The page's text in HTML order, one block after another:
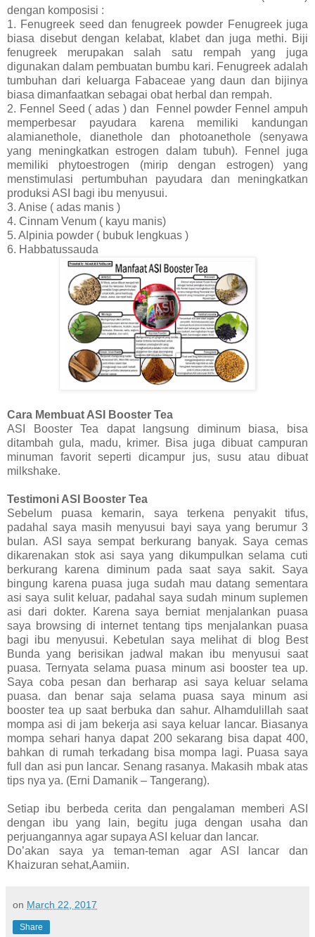
dengan komposisi :
1. Fenugreek seed dan fenugreek powder Fenugreek juga
biasa disebut dengan kelabat, klabet dan juga methi. Biji
fenugreek merupakan salah satu rempah yang juga
digunakan dalam pembuatan bumbu kari. Fenugreek adalah
tumbuhan dari keluarga Fabaceae yang daun dan bijinya
biasa dimanfaatkan sebagai obat herbal dan rempah.
2. Fennel Seed ( adas ) dan Fennel powder Fennel ampuh
memperbesar payudara karena memiliki kandungan
alamianethole, dianethole dan photoanethole (senyawa
yang meningkatkan estrogen dalam tubuh). Fennel juga
memiliki phytoestrogen (mirip dengan estrogen) yang
menstimulasi pertumbuhan payudara dan meningkatkan
produksi ASI bagi ibu menyusui.
3. Anise ( adas manis )
4. Cinnam Venum ( kayu manis)
5. Alpinia powder ( bubuk lengkuas )
6. Habbatussauda
Cara Membuat ASI Booster Tea
ASI Booster Tea dapat langsung diminum biasa, bisa
ditambah gula, madu, krimer. Bisa juga dibuat campuran
minuman favorit seperti dicampur jus, susu atau dibuat
milkshake.
Testimoni ASI Booster Tea
Sebelum puasa kemarin, saya terkena penyakit tifus,
padahal saya masih menyusui bayi saya yang berumur 3
bulan. ASI saya sempat berkurang banyak. Saya cemas
dikarenakan stok asi saya yang dikumpulkan selama cuti
berkurang karena diminum pada saat saya sakit. Saya
bingung karena puasa juga sudah mau datang sementara
asi saya sulit keluar, padahal saya sudah minum suplemen
asi dari dokter. Karena saya berniat menjalankan puasa
saya browsing di internet tentang tips menjalankan puasa
bagi ibu menyusui. Kebetulan saya melihat di blog Best
Bunda yang berisikan jadwal makan ibu menyusui saat
puasa. Ternyata selama puasa minum asi booster tea up.
Saya coba pesan dan berharap asi saya keluar selama
puasa. dan benar saja selama puasa saya minum asi
booster tea up saat berbuka dan sahur. Alhamdulillah saat
mompa asi di jam bekerja asi saya keluar lancar. Biasanya
mompa sehari hanya dapat 200 sekarang bisa dapat 400,
bahkan di rumah terkadang bisa mompa lagi. Puasa saya
full dan asi pun lancar. Senang rasanya. Makasih mbak atas
tips nya ya. (Erni Damanik – Tangerang).
Setiap ibu berbeda cerita dan pengalaman memberi ASI
dengan ibu yang lain, begitu juga dengan usaha dan
perjuangannya agar supaya ASI keluar dan lancar.
Do’akan saya ya teman-teman agar ASI lancar dan
Khaizuran sehat,Aamiin.
on March 22, 2017
Share